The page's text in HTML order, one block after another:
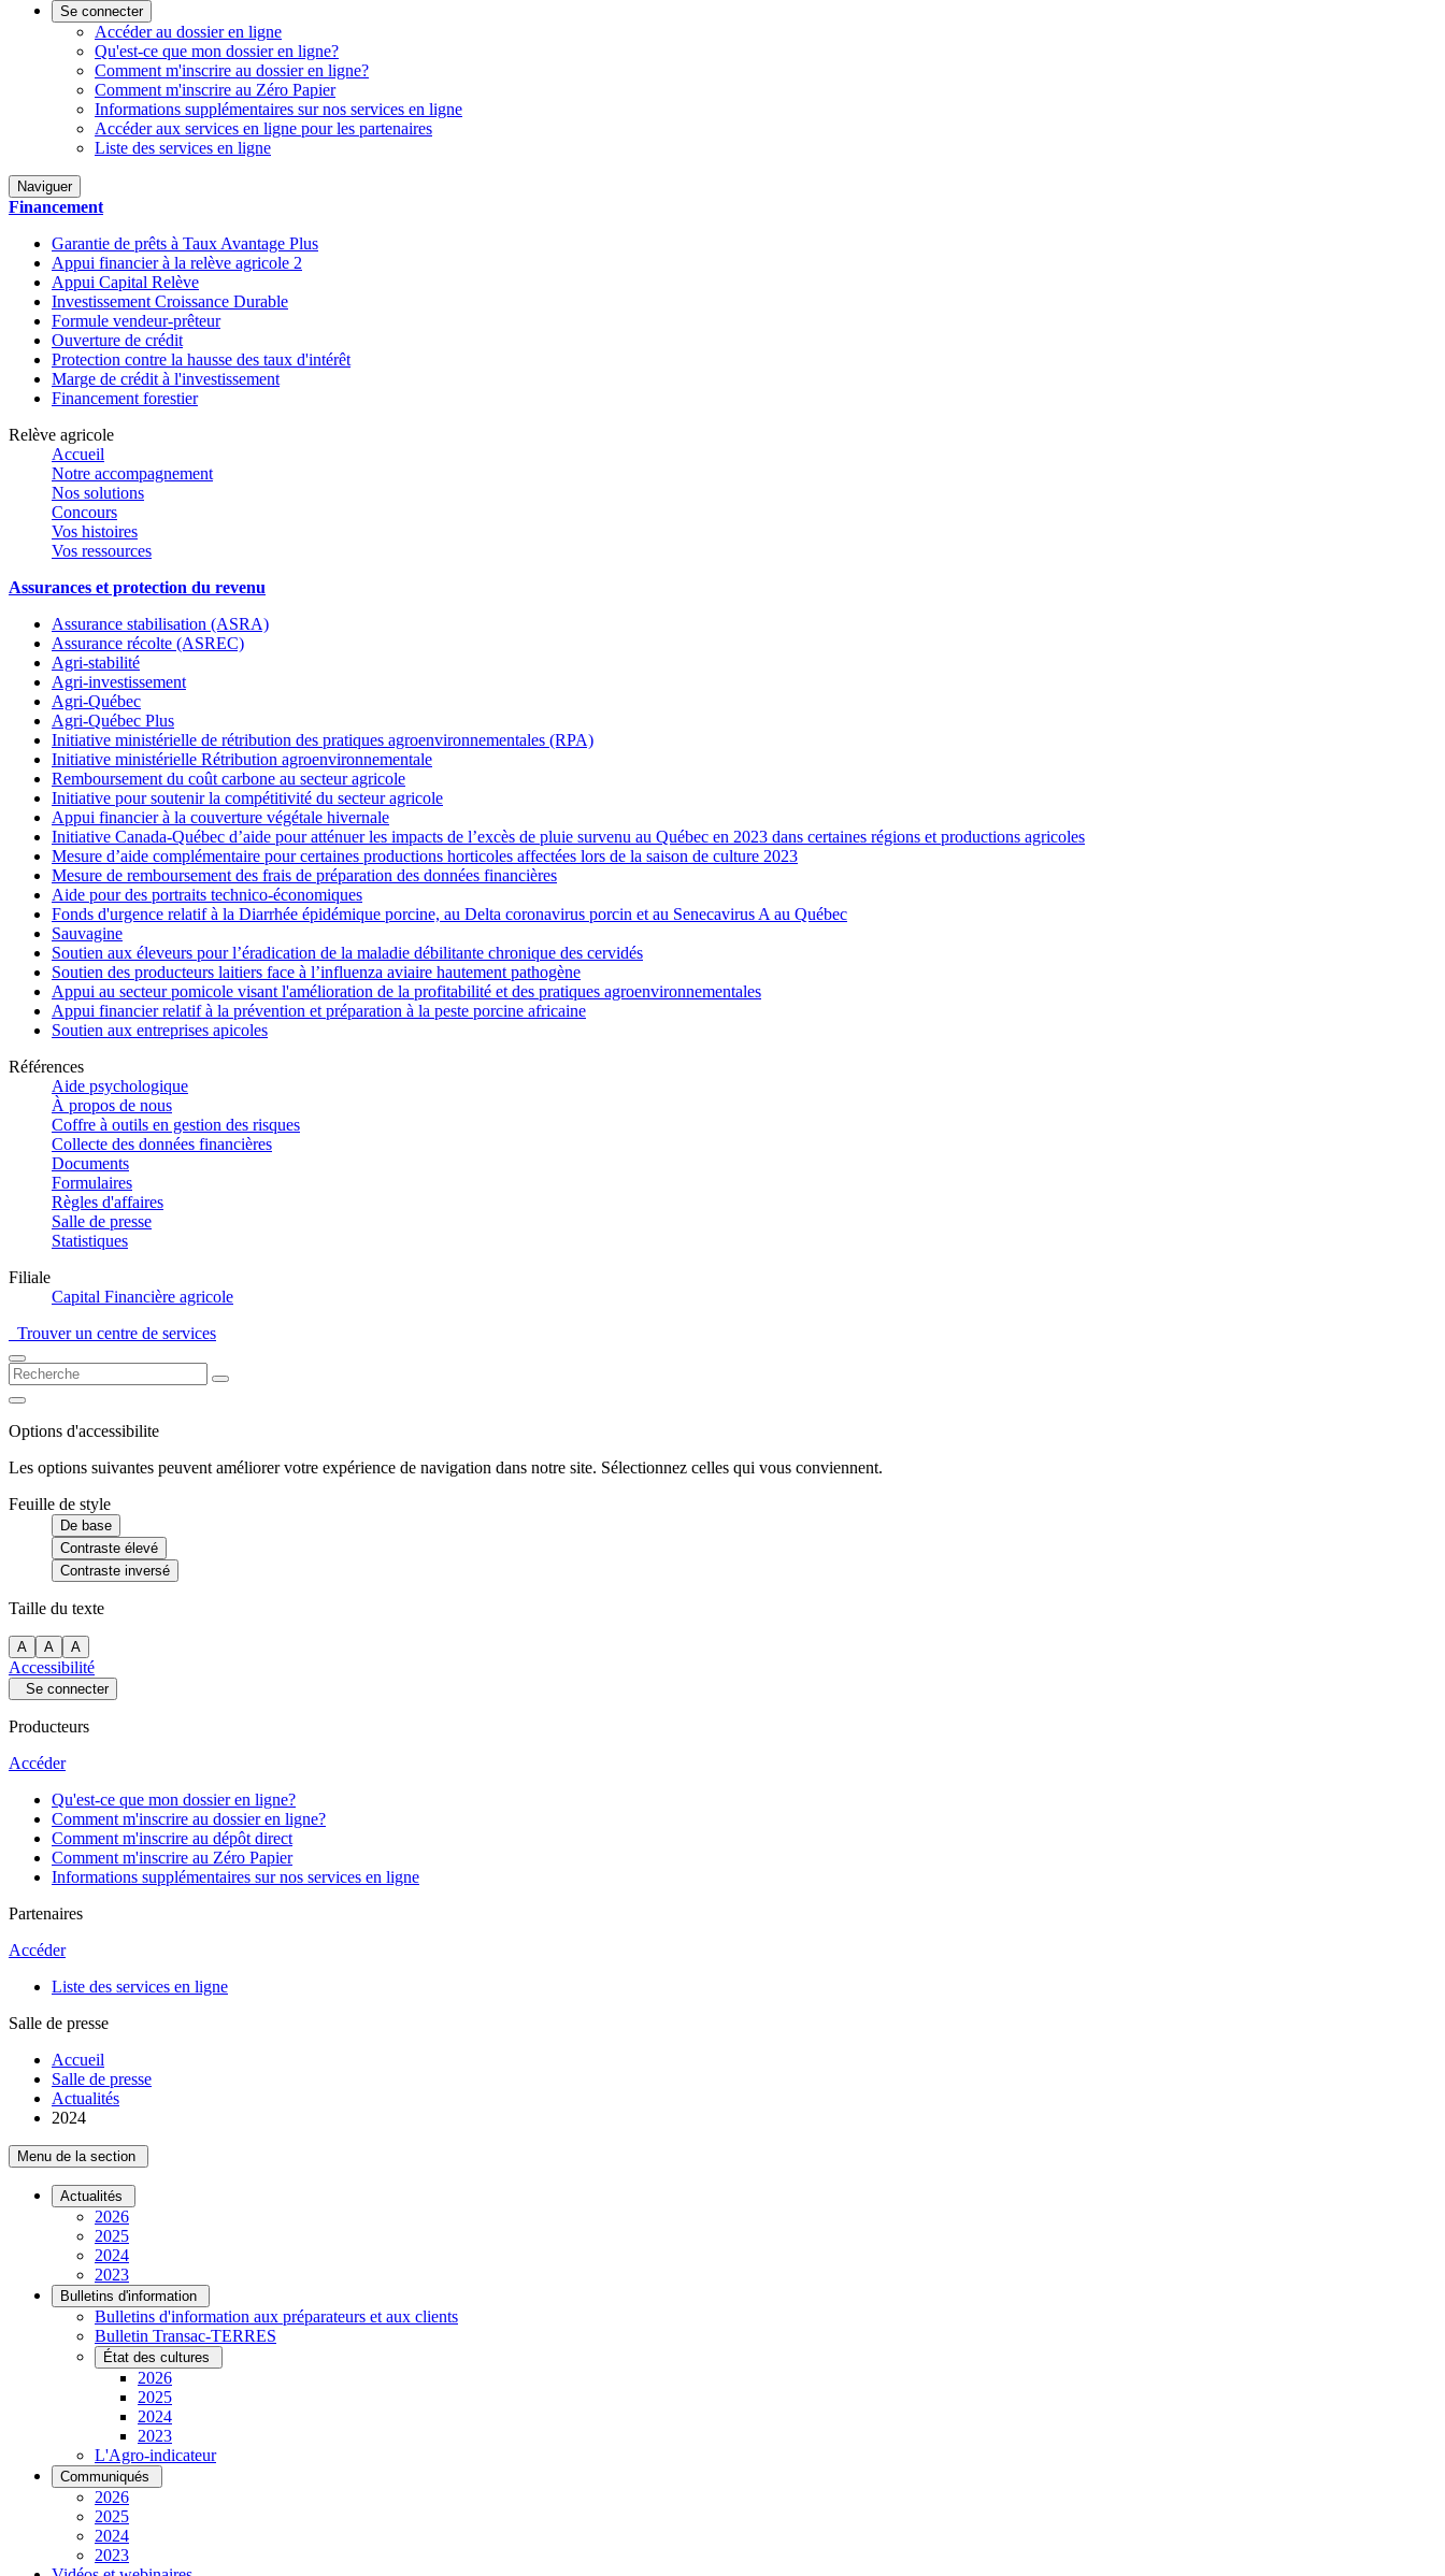
Se connecter
Accéder au dossier en ligne
Qu'est-ce que mon dossier en ligne?
Comment m'inscrire au dossier en ligne?
Comment m'inscrire au Zéro Papier
Informations supplémentaires sur nos services en ligne
Accéder aux services en ligne pour les partenaires
Liste des services en ligne
Naviguer
Financement
Garantie de prêts à Taux Avantage Plus
Appui financier à la relève agricole 2
Appui Capital Relève
Investissement Croissance Durable
Formule vendeur-prêteur
Ouverture de crédit
Protection contre la hausse des taux d'intérêt
Marge de crédit à l'investissement
Financement forestier
Relève agricole
Accueil
Notre accompagnement
Nos solutions
Concours
Vos histoires
Vos ressources
Assurances et protection du revenu
Assurance stabilisation (ASRA)
Assurance récolte (ASREC)
Agri-stabilité
Agri-investissement
Agri-Québec
Agri-Québec Plus
Initiative ministérielle de rétribution des pratiques agroenvironnementales (RPA)
Initiative ministérielle Rétribution agroenvironnementale
Remboursement du coût carbone au secteur agricole
Initiative pour soutenir la compétitivité du secteur agricole
Appui financier à la couverture végétale hivernale
Initiative Canada-Québec d’aide pour atténuer les impacts de l’excès de pluie survenu au Québec en 2023 dans certaines régions et productions agricoles
Mesure d’aide complémentaire pour certaines productions horticoles affectées lors de la saison de culture 2023
Mesure de remboursement des frais de préparation des données financières
Aide pour des portraits technico-économiques
Fonds d'urgence relatif à la Diarrhée épidémique porcine, au Delta coronavirus porcin et au Senecavirus A au Québec
Sauvagine
Soutien aux éleveurs pour l’éradication de la maladie débilitante chronique des cervidés
Soutien des producteurs laitiers face à l’influenza aviaire hautement pathogène
Appui au secteur pomicole visant l'amélioration de la profitabilité et des pratiques agroenvironnementales
Appui financier relatif à la prévention et préparation à la peste porcine africaine
Soutien aux entreprises apicoles
Références
Aide psychologique
À propos de nous
Coffre à outils en gestion des risques
Collecte des données financières
Documents
Formulaires
Règles d'affaires
Salle de presse
Statistiques
Filiale
Capital Financière agricole
Trouver un centre de services
Options d'accessibilite
Les options suivantes peuvent améliorer votre expérience de navigation dans notre site. Sélectionnez celles qui vous conviennent.
Feuille de style
De base
Contraste élevé
Contraste inversé
Taille du texte
A A A
Accessibilité
Se connecter
Producteurs
Accéder
Qu'est-ce que mon dossier en ligne?
Comment m'inscrire au dossier en ligne?
Comment m'inscrire au dépôt direct
Comment m'inscrire au Zéro Papier
Informations supplémentaires sur nos services en ligne
Partenaires
Accéder
Liste des services en ligne
Salle de presse
Accueil
Salle de presse
Actualités
2024
Menu de la section
Actualités
2026
2025
2024
2023
Bulletins d'information
Bulletins d'information aux préparateurs et aux clients
Bulletin Transac-TERRES
État des cultures
2026
2025
2024
2023
L'Agro-indicateur
Communiqués
2026
2025
2024
2023